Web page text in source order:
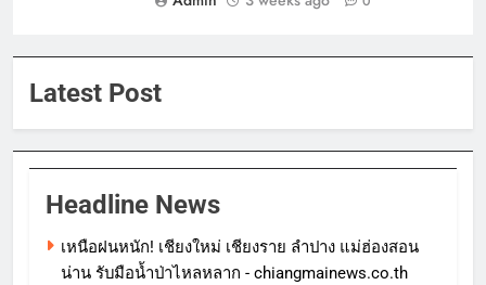
Latest Post
Headline News
เหนือฝนหนัก! เชียงใหม่ เชียงราย ลำปาง แม่ฮ่องสอน
น่าน รับมือน้ำป่าไหลหลาก - chiangmainews.co.th